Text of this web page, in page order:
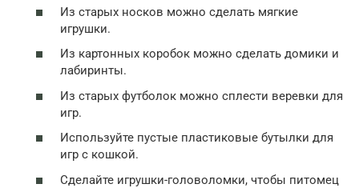
Из старых носков можно сделать мягкие
игрушки.
Из картонных коробок можно сделать домики и
лабиринты.
Из старых футболок можно сплести веревки для
игр.
Используйте пустые пластиковые бутылки для
игр с кошкой.
Сделайте игрушки-головоломки, чтобы питомец